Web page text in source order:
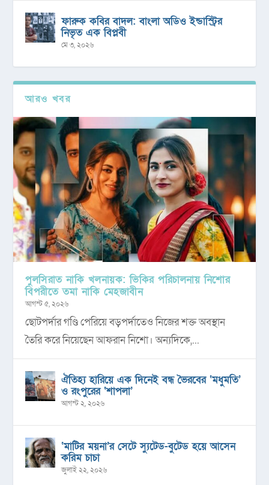
ফারুক কবির বাদল: বাংলা অডিও ইন্ডাস্ট্রির
নিভৃত এক বিপ্লবী
মে ৩, ২০২৬
আরও খবর
পুলসিরাত নাকি খলনায়ক: ভিকির পরিচালনায় নিশোর
বিপরীতে তমা নাকি মেহজাবীন
আগস্ট ৫, ২০২৬
ছোটপর্দার গণ্ডি পেরিয়ে বড়পর্দাতেও নিজের শক্ত অবস্থান
তৈরি করে নিয়েছেন আফরান নিশো। অন্যদিকে,...
ঐতিহ্য হারিয়ে এক দিনেই বন্ধ ভৈরবের ‘মধুমতি’
ও রংপুরের ‘শাপলা’
আগস্ট ২, ২০২৬
‘মাটির ময়না’র সেটে স্যুটেড-বুটেড হয়ে আসেন
করিম চাচা
জুলাই ২২, ২০২৬